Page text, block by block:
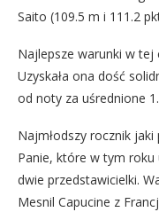
Saito (109.5 m i 111.2
Najlepsze warunki w tej
Uzyskała ona dość
od noty za uśrednione
Najmłodszy rocznik
Panie, które w tym roku
dwie przedstawicielki.
Mesnil Capucine z